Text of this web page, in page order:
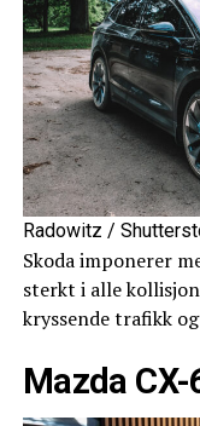
Radowitz /
Skoda imponerer
sterkt i alle
kryssende trafikk
Mazda CX-